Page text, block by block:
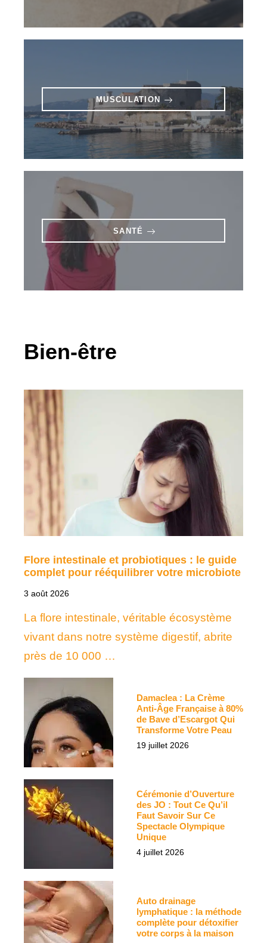
MUSCULATION
SANTÉ
Bien-être
Flore intestinale et probiotiques : le guide
complet pour rééquilibrer votre microbiote
3 août 2026
La flore intestinale, véritable écosystème
vivant dans notre système digestif, abrite
près de 10 000 …
Damaclea : La Crème
Anti-Âge Française à 80%
de Bave d’Escargot Qui
Transforme Votre Peau
19 juillet 2026
Cérémonie d’Ouverture
des JO : Tout Ce Qu’il
Faut Savoir Sur Ce
Spectacle Olympique
Unique
4 juillet 2026
Auto drainage
lymphatique : la méthode
complète pour détoxifier
votre corps à la maison